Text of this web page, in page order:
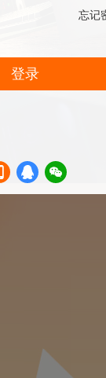
忘记
登录
登录
信登